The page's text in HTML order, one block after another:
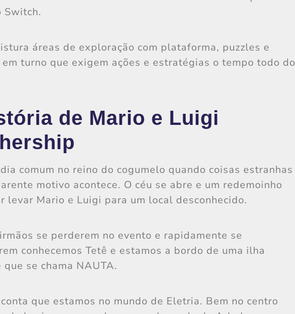
Switch.
áreas de exploração com plataforma, puzzles e
turno que exigem ações e estratégias o tempo todo do
de Mario e Luigi
comum no reino do cogumelo quando coisas estranhas
motivo acontece. O céu se abre e um redemoinho
levar Mario e Luigi para um local desconhecido.
se perderem no evento e rapidamente se
conhecemos Tetê e estamos a bordo de uma ilha
se chama NAUTA.
que estamos no mundo de Eletria. Bem no centro